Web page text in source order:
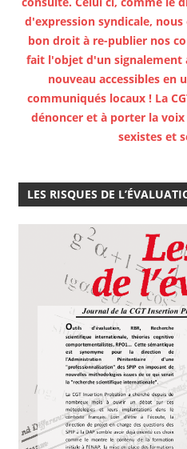
d'expression syndicale,
bon droit à re-publier nos
fait l'objet d'un signalement
nouveau accessibles en
communiqués locaux ! La
dénoncer et à porter la
sexistes et
LES RISQUES DE